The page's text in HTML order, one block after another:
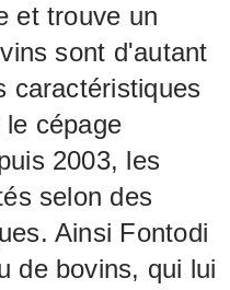
et trouve un
sont d'autant
caractéristiques
cépage
2003, les
selon des
Ainsi Fontodi
de bovins, qui lui